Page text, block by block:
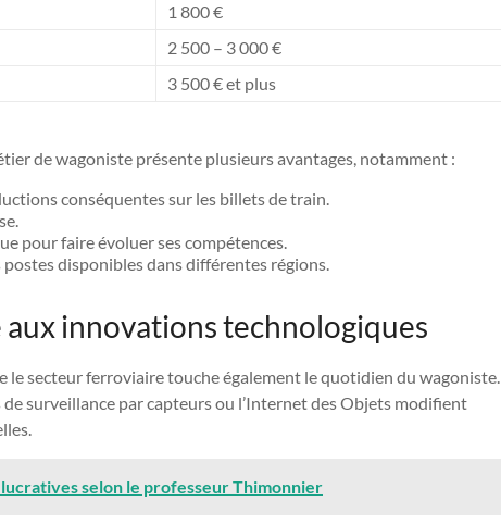
1 800 €
2 500 – 3 000 €
3 500 € et plus
de wagoniste présente plusieurs avantages, notamment :
conséquentes sur les billets de train.
pour faire évoluer ses compétences.
disponibles dans différentes régions.
aux innovations technologiques
secteur ferroviaire touche également le quotidien du wagoniste.
surveillance par capteurs ou l’Internet des Objets modifient
selon le professeur Thimonnier